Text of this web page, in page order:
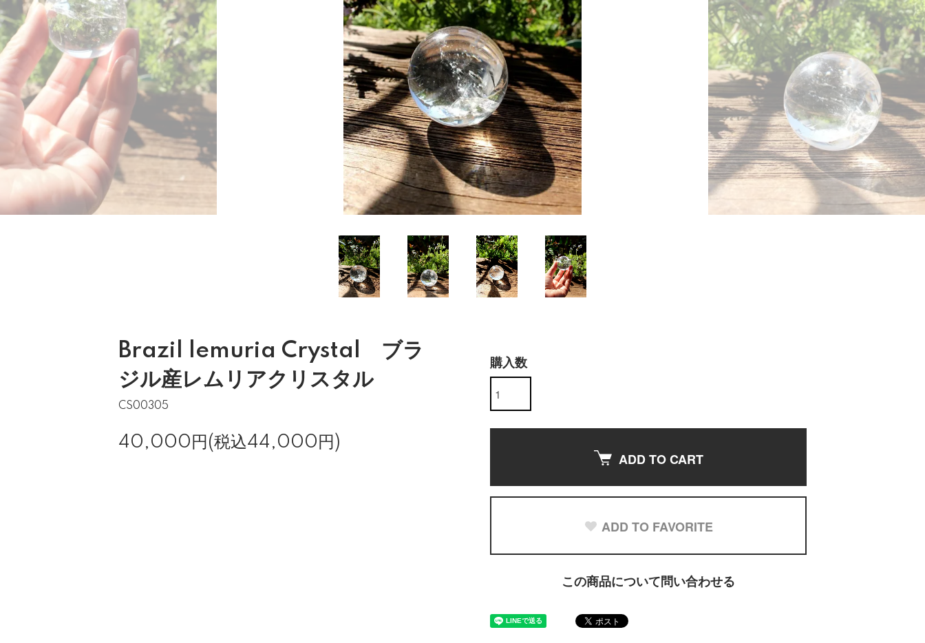
Brazil lemuria Crystal ブラ
ジル産レムリアクリスタル
CS00305
40,000円(税込44,000円)
購入数
ADD TO CART
ADD TO FAVORITE
この商品について問い合わせる